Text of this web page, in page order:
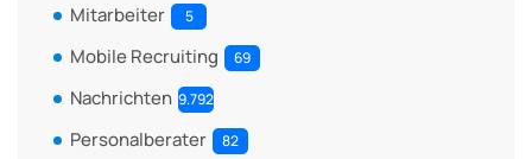
Mitarbeiter 5
Mobile Recruiting 69
Nachrichten 9.792
Personalberater 82